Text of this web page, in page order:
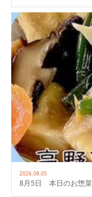
2026.08.05
8月5日 本日のお惣菜